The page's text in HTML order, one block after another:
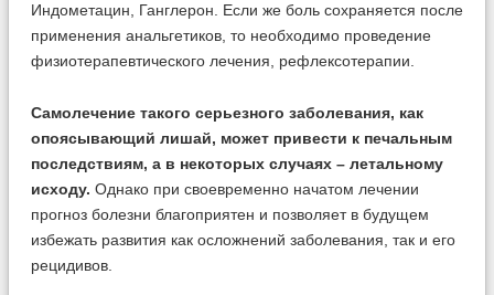
Индометацин, Ганглерон. Если же боль сохраняется после
применения анальгетиков, то необходимо проведение
физиотерапевтического лечения, рефлексотерапии.
Самолечение такого серьезного заболевания, как
опоясывающий лишай, может привести к печальным
последствиям, а в некоторых случаях – летальному
исходу. Однако при своевременно начатом лечении
прогноз болезни благоприятен и позволяет в будущем
избежать развития как осложнений заболевания, так и его
рецидивов.